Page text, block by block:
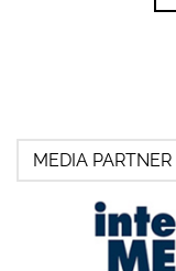
MEDIA PARTNER